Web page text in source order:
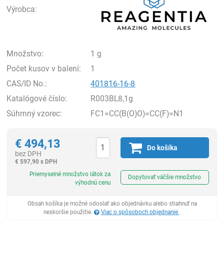
Výrobca:
Množstvo:
1 g
Počet kusov v balení:
1
CAS/ID No.:
401816-16-8
Katalógové číslo:
R003BL8,1g
Súhrnný vzorec:
FC1=CC(B(O)O)=CC(F)=N1
€ 494,13
bez DPH
€ 597,90 s DPH
Do košíka
Priemyselné množstvo látok za
výhodnú cenu
Dopytovať väčšie množstvo
Obsah košíka je možné odoslať ako objednávku alebo stiahnuť na
neskoršie použitie.
Viac o spôsoboch objednanie .